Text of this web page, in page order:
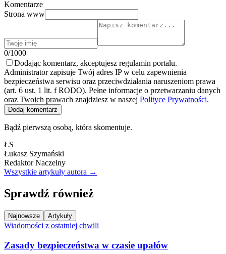
Komentarze
Strona www
0/1000
Dodając komentarz, akceptujesz regulamin portalu.
Administrator zapisuje Twój adres IP w celu zapewnienia
bezpieczeństwa serwisu oraz przeciwdziałania naruszeniom prawa
(art. 6 ust. 1 lit. f RODO). Pełne informacje o przetwarzaniu danych
oraz Twoich prawach znajdziesz w naszej Polityce Prywatności.
Dodaj komentarz
Bądź pierwszą osobą, która skomentuje.
ŁS
Łukasz Szymański
Redaktor Naczelny
Wszystkie artykuły autora →
Sprawdź również
Najnowsze Artykuły
Wiadomości z ostatniej chwili
Zasady bezpieczeństwa w czasie upałów